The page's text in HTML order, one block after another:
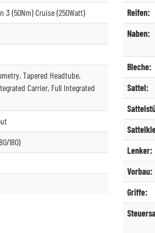
3 (50Nm) Cruise (250Watt)
Tapered Headtube,
Carrier, Full Integrated
180)
Reifen:
Naben:
Bleche:
Sattel:
Lenker:
Vorbau:
Griffe: